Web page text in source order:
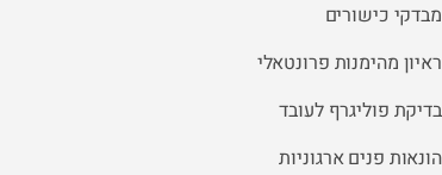
מבדקי כישורים
ראיון מהימנות פרונטאלי
בדיקת פוליגרף לעובד
הונאות פנים ארגוניות